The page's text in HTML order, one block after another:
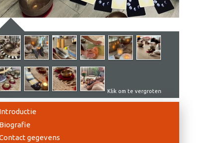
Klik om te vergroten
Introductie
Biografie
gegevens